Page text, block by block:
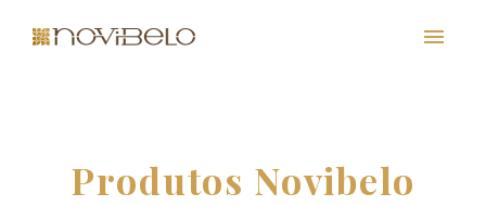
Produtos Novibelo